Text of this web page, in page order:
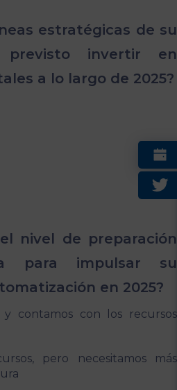
estratégicas de su
previsto invertir en
a lo largo de 2025?
nivel de preparación
para impulsar su
en 2025?
y contamos con los recursos
pero necesitamos más